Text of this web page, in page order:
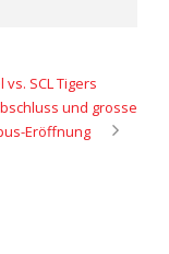
vs. SCL Tigers
und grosse
Eröffnung